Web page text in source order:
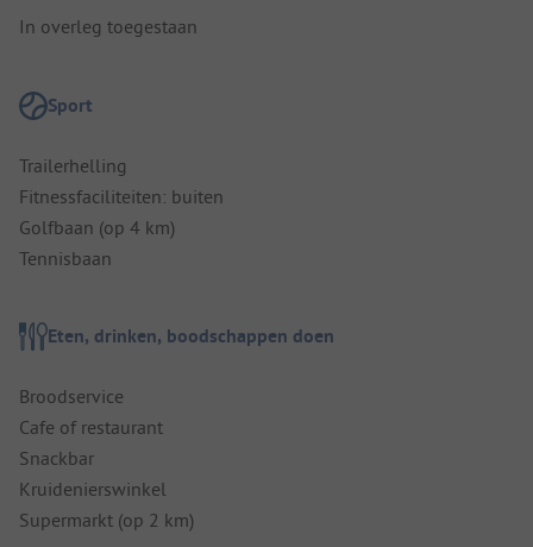
In overleg toegestaan
Sport
Trailerhelling
Fitnessfaciliteiten: buiten
Golfbaan (op 4 km)
Tennisbaan
Eten, drinken, boodschappen doen
Broodservice
Cafe of restaurant
Snackbar
Kruidenierswinkel
Supermarkt (op 2 km)